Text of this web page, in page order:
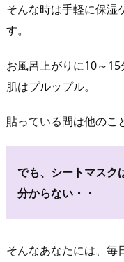
そんな時は手軽に保湿
す。
お風呂上がりに10～
肌はプルップル。
貼っている間は他のこ
でも、シートマスク
分からない・・
そんなあなたには、毎